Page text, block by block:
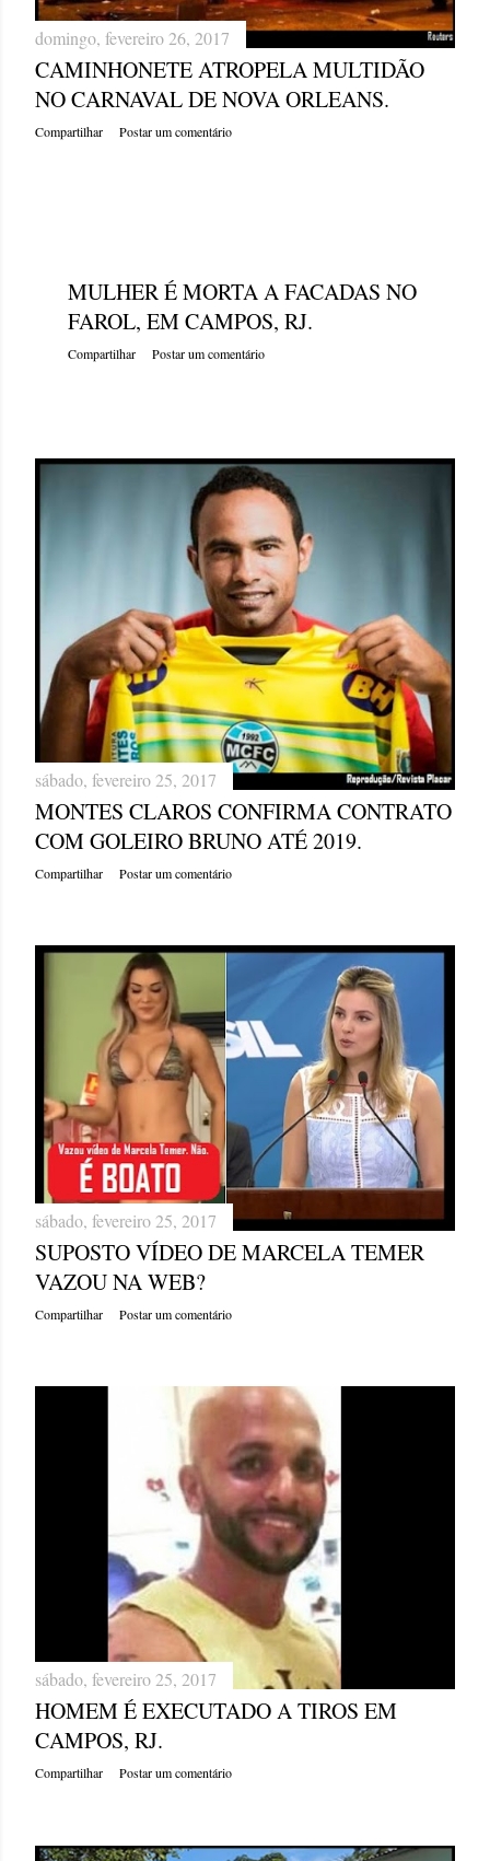
domingo, fevereiro 26, 2017
CAMINHONETE ATROPELA MULTIDÃO
NO CARNAVAL DE NOVA ORLEANS.
Compartilhar Postar um comentário
MULHER É MORTA A FACADAS NO
FAROL, EM CAMPOS, RJ.
Compartilhar Postar um comentário
sábado, fevereiro 25, 2017
MONTES CLAROS CONFIRMA CONTRATO
COM GOLEIRO BRUNO ATÉ 2019.
Compartilhar Postar um comentário
sábado, fevereiro 25, 2017
SUPOSTO VÍDEO DE MARCELA TEMER
VAZOU NA WEB?
Compartilhar Postar um comentário
sábado, fevereiro 25, 2017
HOMEM É EXECUTADO A TIROS EM
CAMPOS, RJ.
Compartilhar Postar um comentário